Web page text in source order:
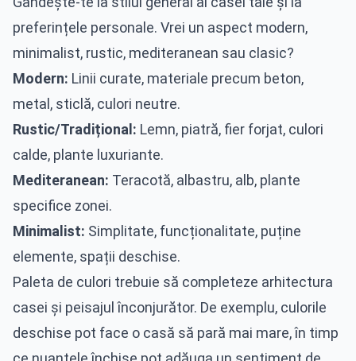
preferințele personale. Vrei un aspect modern,
minimalist, rustic, mediteranean sau clasic?
Modern: Linii curate, materiale precum beton,
metal, sticlă, culori neutre.
Rustic/Tradițional: Lemn, piatră, fier forjat, culori
calde, plante luxuriante.
Mediteranean: Teracotă, albastru, alb, plante
specifice zonei.
Minimalist: Simplitate, funcționalitate, puține
elemente, spații deschise.
Paleta de culori trebuie să completeze arhitectura
casei și peisajul înconjurător. De exemplu, culorile
deschise pot face o casă să pară mai mare, în timp